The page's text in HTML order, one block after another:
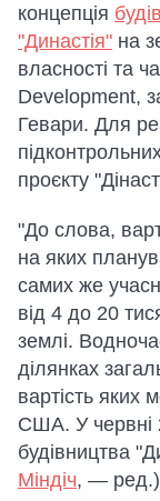
концепція
"Династія" на
власності та
Development,
Гевари. Для
проєкту
"До слова,
на яких
самих же
від 4 до 20
землі.
ділянках
вартість яких
США. У червні
будівництва
Міндіч, —